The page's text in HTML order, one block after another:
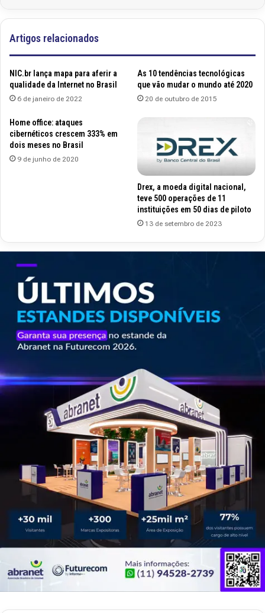
Artigos relacionados
NIC.br lança mapa para aferir a
qualidade da Internet no Brasil
6 de janeiro de 2022
As 10 tendências tecnológicas
que vão mudar o mundo até 2020
20 de outubro de 2015
Home office: ataques
cibernéticos crescem 333% em
dois meses no Brasil
9 de junho de 2020
Drex, a moeda digital nacional,
teve 500 operações de 11
instituições em 50 dias de piloto
13 de setembro de 2023